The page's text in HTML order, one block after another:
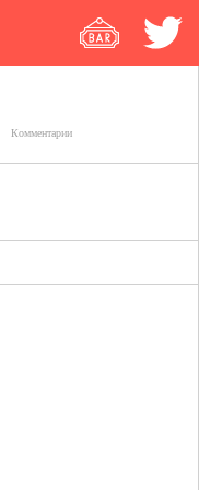
Комментарии